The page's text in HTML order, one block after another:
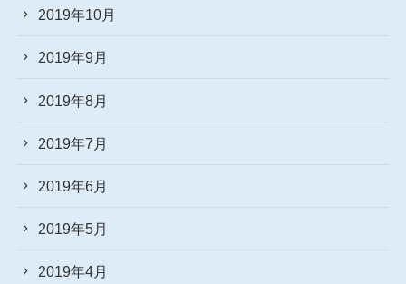
2019年10月
2019年9月
2019年8月
2019年7月
2019年6月
2019年5月
2019年4月